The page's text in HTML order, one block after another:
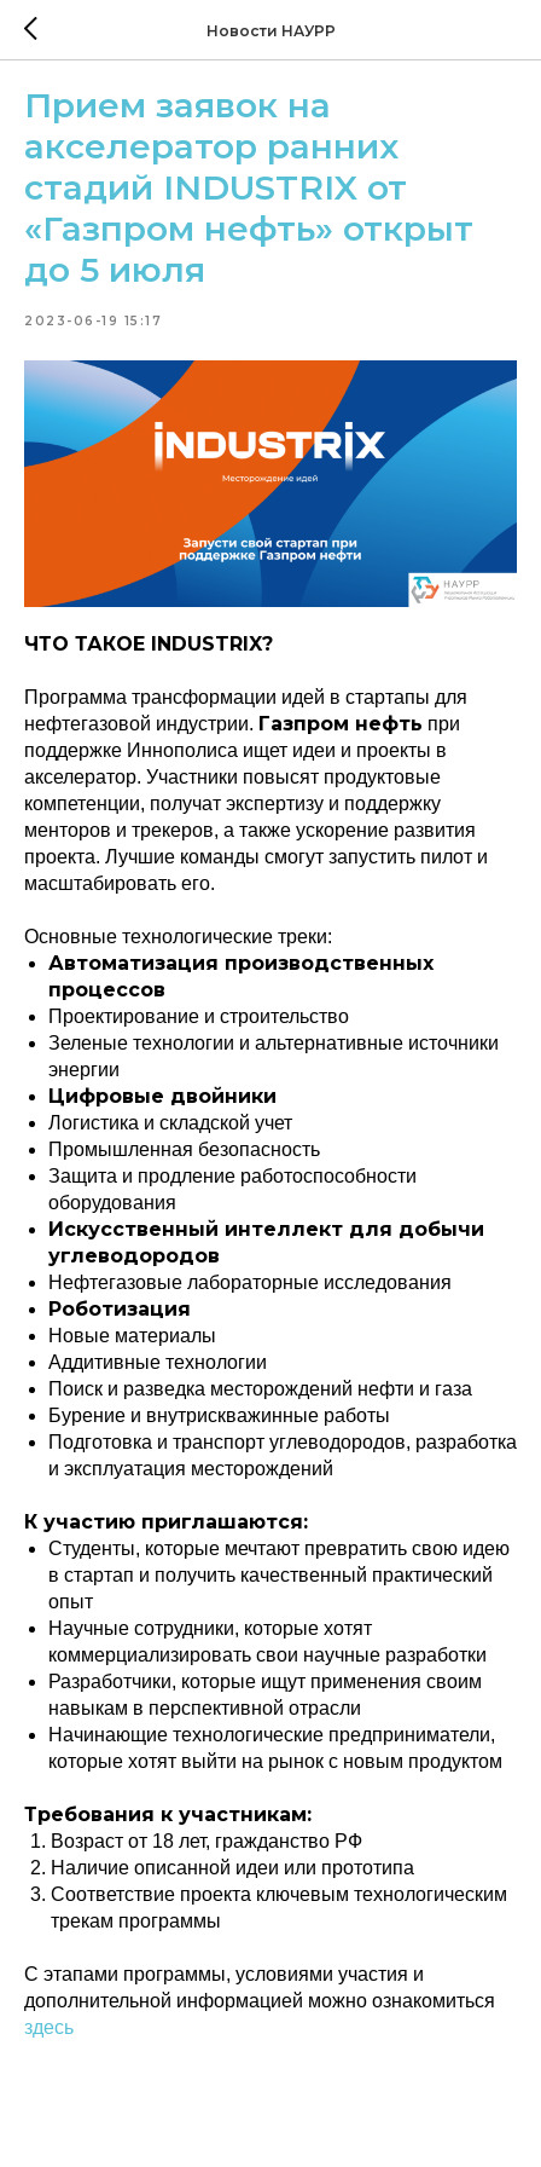
Новости НАУРР
Прием заявок на
акселератор ранних
стадий INDUSTRIX от
«Газпром нефть» открыт
до 5 июля
2023-06-19 15:17
ЧТО ТАКОЕ INDUSTRIX?
Программа трансформации идей в стартапы для
нефтегазовой индустрии. Газпром нефть при
поддержке Иннополиса ищет идеи и проекты в
акселератор. Участники повысят продуктовые
компетенции, получат экспертизу и поддержку
менторов и трекеров, а также ускорение развития
проекта. Лучшие команды смогут запустить пилот и
масштабировать его.
Основные технологические треки:
Автоматизация производственных
процессов
Проектирование и строительство
Зеленые технологии и альтернативные источники
энергии
Цифровые двойники
Логистика и складской учет
Промышленная безопасность
Защита и продление работоспособности
оборудования
Искусственный интеллект для добычи
углеводородов
Нефтегазовые лабораторные исследования
Роботизация
Новые материалы
Аддитивные технологии
Поиск и разведка месторождений нефти и газа
Бурение и внутрискважинные работы
Подготовка и транспорт углеводородов, разработка
и эксплуатация месторождений
К участию приглашаются:
Студенты, которые мечтают превратить свою идею
в стартап и получить качественный практический
опыт
Научные сотрудники, которые хотят
коммерциализировать свои научные разработки
Разработчики, которые ищут применения своим
навыкам в перспективной отрасли
Начинающие технологические предприниматели,
которые хотят выйти на рынок с новым продуктом
Требования к участникам:
Возраст от 18 лет, гражданство РФ
Наличие описанной идеи или прототипа
Соответствие проекта ключевым технологическим
трекам программы
С этапами программы, условиями участия и
дополнительной информацией можно ознакомиться
здесь
© 2015-2026 НАУРР. Все права защищены. При использовании материалов
ссылка на ROBOTUNION.RU — обязательна
© 2015-2026 НАУРР. Все права защищены.